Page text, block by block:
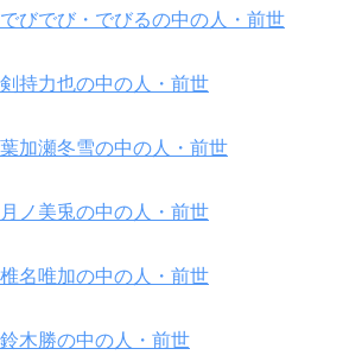
でびでび・でびるの中の人・前世
剣持力也の中の人・前世
葉加瀬冬雪の中の人・前世
月ノ美兎の中の人・前世
椎名唯加の中の人・前世
鈴木勝の中の人・前世